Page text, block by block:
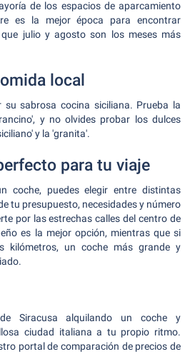
de los espacios de aparcamiento
es la mejor época para encontrar
julio y agosto son los meses más
local
su sabrosa cocina siciliana. Prueba la
y no olvides probar los dulces
y la 'granita'.
para tu viaje
coche, puedes elegir entre distintas
tu presupuesto, necesidades y número
por las estrechas calles del centro de
es la mejor opción, mientras que si
kilómetros, un coche más grande y
Siracusa alquilando un coche y
ciudad italiana a tu propio ritmo.
portal de comparación de precios de